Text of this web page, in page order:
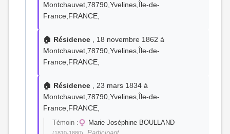
Montchauvet,78790,Yvelines,Île-de-
France,FRANCE,
🏠 Résidence , 18 novembre 1862 à
Montchauvet,78790,Yvelines,Île-de-
France,FRANCE,
🏠 Résidence , 23 mars 1834 à
Montchauvet,78790,Yvelines,Île-de-
France,FRANCE,
Témoin : Marie Joséphine BOULLAND
(1810-1880)